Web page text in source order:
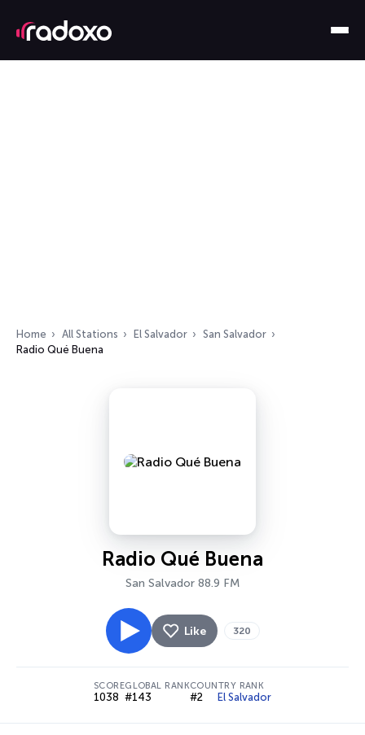
Home All Stations El Salvador
San Salvador
Radio Qué Buena
Radio Qué Buena
San Salvador 88.9 FM
Like 320
SCORE
1038
GLOBAL RANK
#143
COUNTRY RANK
#2 El Salvador